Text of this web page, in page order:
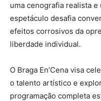
uma cenografia realista
espetáculo desafia
efeitos corrosivos da
liberdade individual.
O Braga En’Cena visa
o talento artístico e
programação completa